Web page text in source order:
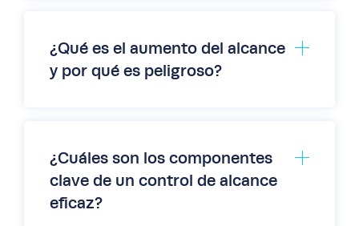
¿Qué es el aumento del alcance
y por qué es peligroso?
¿Cuáles son los componentes
clave de un control de alcance
eficaz?